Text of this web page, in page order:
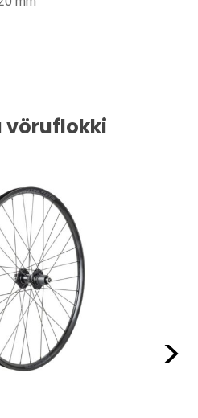
vöruflokki